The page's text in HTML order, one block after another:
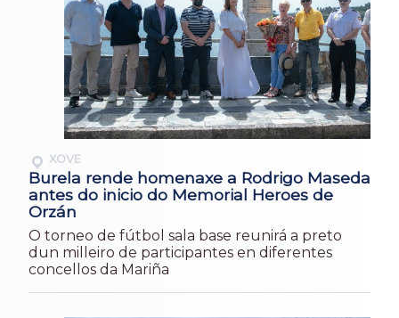
XOVE
Burela rende homenaxe a Rodrigo Maseda
antes do inicio do Memorial Heroes de
Orzán
O torneo de fútbol sala base reunirá a preto
dun milleiro de participantes en diferentes
concellos da Mariña